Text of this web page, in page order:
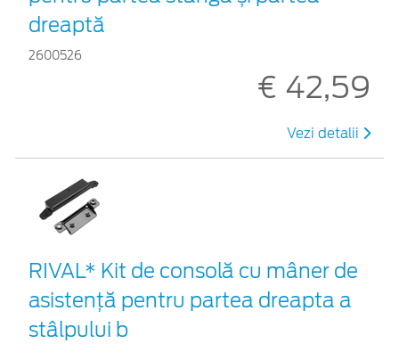
dreaptă
2600526
€ 42,59
Vezi detalii
RIVAL* Kit de consolă cu mâner de
asistență pentru partea dreapta a
stâlpului b